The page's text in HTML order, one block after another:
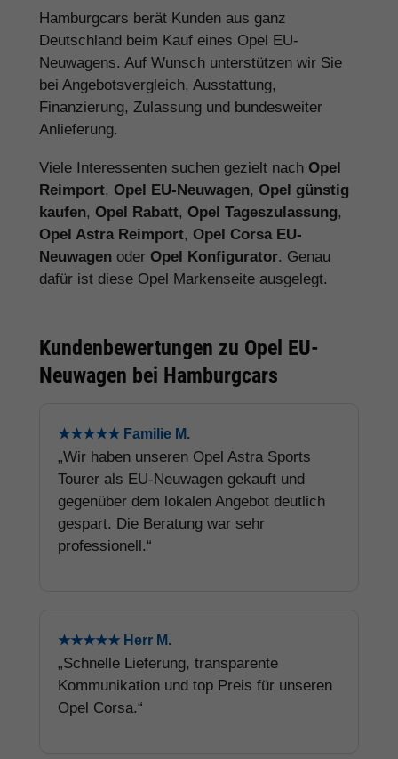
Hamburgcars berät Kunden aus ganz
Deutschland beim Kauf eines Opel EU-
Neuwagens. Auf Wunsch unterstützen wir Sie
bei Angebotsvergleich, Ausstattung,
Finanzierung, Zulassung und bundesweiter
Anlieferung.
Viele Interessenten suchen gezielt nach Opel
Reimport, Opel EU-Neuwagen, Opel günstig
kaufen, Opel Rabatt, Opel Tageszulassung,
Opel Astra Reimport, Opel Corsa EU-
Neuwagen oder Opel Konfigurator. Genau
dafür ist diese Opel Markenseite ausgelegt.
Kundenbewertungen zu Opel EU-
Neuwagen bei Hamburgcars
★★★★★ Familie M.
„Wir haben unseren Opel Astra Sports
Tourer als EU-Neuwagen gekauft und
gegenüber dem lokalen Angebot deutlich
gespart. Die Beratung war sehr
professionell.“
★★★★★ Herr M.
„Schnelle Lieferung, transparente
Kommunikation und top Preis für unseren
Opel Corsa.“